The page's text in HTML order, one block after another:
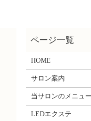
HOME
サロン案内
当サロンのメニュ
LEDエクステ